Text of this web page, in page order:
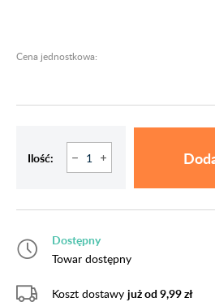
Cena jednostkowa:
Ilość:
Dostępny
Towar dostępny
Koszt dostawy już od 9,99 zł